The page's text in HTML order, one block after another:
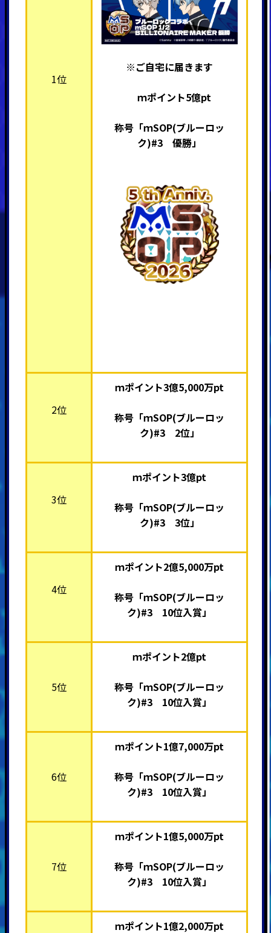
1位
※ご自宅に届きます
ｍポイント5億pt
称号「ｍSOP(ブルーロッ
ク)#3 優勝」
2位
ｍポイント3億5,000万pt
称号「ｍSOP(ブルーロッ
ク)#3 2位」
3位
ｍポイント3億pt
称号「ｍSOP(ブルーロッ
ク)#3 3位」
4位
ｍポイント2億5,000万pt
称号「ｍSOP(ブルーロッ
ク)#3 10位入賞」
5位
ｍポイント2億pt
称号「ｍSOP(ブルーロッ
ク)#3 10位入賞」
6位
ｍポイント1億7,000万pt
称号「ｍSOP(ブルーロッ
ク)#3 10位入賞」
7位
ｍポイント1億5,000万pt
称号「ｍSOP(ブルーロッ
ク)#3 10位入賞」
ｍポイント1億2,000万pt